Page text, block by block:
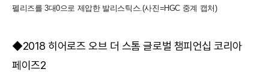
펠리즈를 3대0으로 제압한 발리스틱스.(사진=HGC 중계 캡처)
◆2018 히어로즈 오브 더 스톰 글로벌 챔피언십 코리아
페이즈2